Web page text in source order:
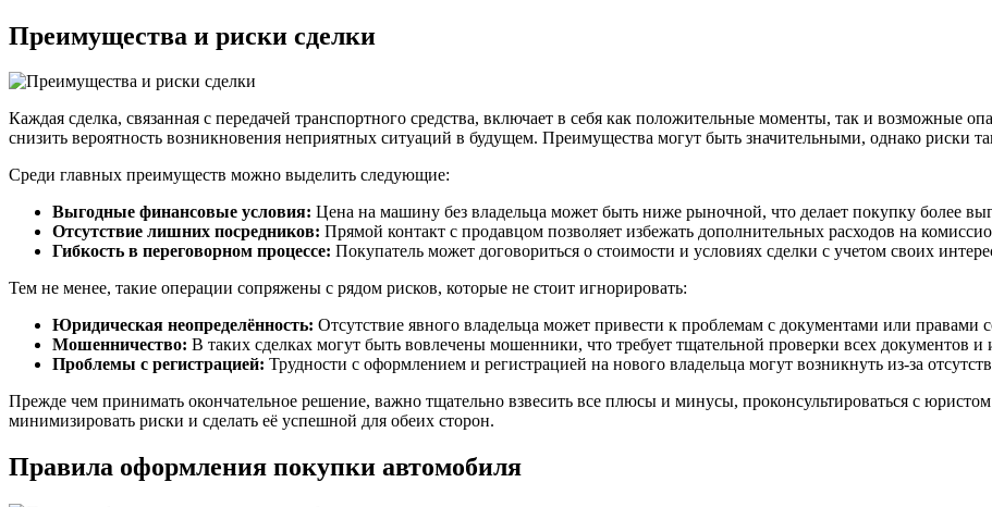
Преимущества и риски сделки
Каждая сделка, связанная с передачей транспортного средства, включает в себя как положительные моменты, так и возможные
снизить вероятность возникновения неприятных ситуаций в будущем. Преимущества могут быть значительными, однако риски
Среди главных преимуществ можно выделить следующие:
Выгодные финансовые условия: Цена на машину без владельца может быть ниже рыночной, что делает покупку более
Отсутствие лишних посредников: Прямой контакт с продавцом позволяет избежать дополнительных расходов на
Гибкость в переговорном процессе: Покупатель может договориться о стоимости и условиях сделки с учетом своих
Тем не менее, такие операции сопряжены с рядом рисков, которые не стоит игнорировать:
Юридическая неопределённость: Отсутствие явного владельца может привести к проблемам с документами или правами
Мошенничество: В таких сделках могут быть вовлечены мошенники, что требует тщательной проверки всех документов и
Проблемы с регистрацией: Трудности с оформлением и регистрацией на нового владельца могут возникнуть из-за
Прежде чем принимать окончательное решение, важно тщательно взвесить все плюсы и минусы, проконсультироваться с
минимизировать риски и сделать её успешной для обеих сторон.
Правила оформления покупки автомобиля